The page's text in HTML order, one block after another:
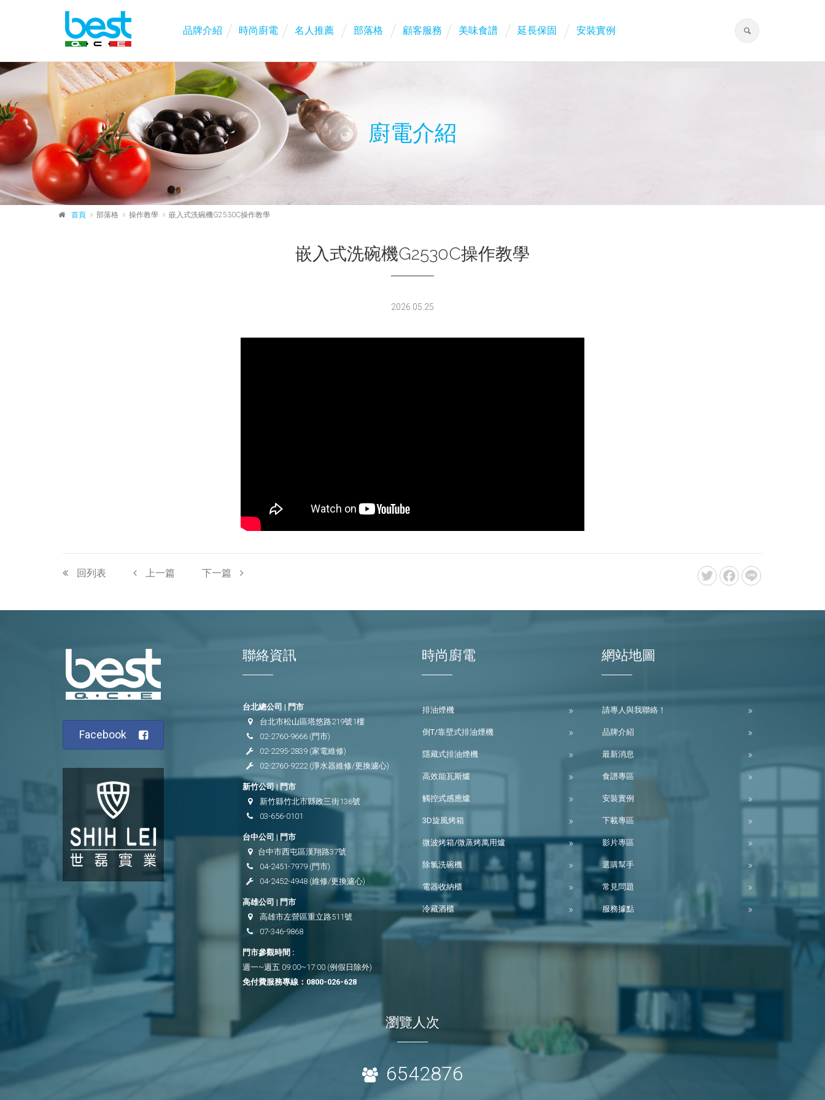
品牌介紹 時尚廚電 名人推薦 部落格 顧客服務 美味食譜 延長保固 安裝實例
廚電介紹
首頁 部落格 操作教學 嵌入式洗碗機G2530C操作教學
嵌入式洗碗機G2530C操作教學
2026.05.25
回列表 上一篇 下一篇
Facebook
聯絡資訊
台北總公司 | 門市
台北市松山區塔悠路219號1樓
02-2760-9666(門市)
02-2295-2839(家電維修)
02-2760-9222(淨水器維修/更換濾心)
新竹公司 | 門市
新竹縣竹北市縣政三街136號
03-656-0101
台中公司 | 門市
台中市西屯區漢翔路37號
04-2451-7979(門市)
04-2452-4948(維修/更換濾心)
高雄公司 | 門市
高雄市左營區重立路511號
07-346-9868
門市參觀時間 :
週一~週五 09:00~17:00 (例假日除外)
免付費服務專線： 0800-026-628
時尚廚電
排油煙機
倒T/靠壁式排油煙機
隱藏式排油煙機
高效能瓦斯爐
觸控式感應爐
3D旋風烤箱
微波烤箱/微蒸烤萬用爐
除氯洗碗機
電器收納櫃
冷藏酒櫃
網站地圖
請專人與我聯絡！
品牌介紹
最新消息
食譜專區
安裝實例
下載專區
影片專區
選購幫手
常見問題
服務據點
瀏覽人次
6542876